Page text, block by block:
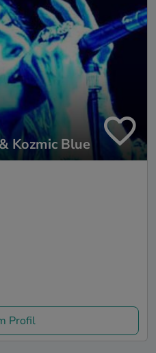
Kozmic Blue
Profil